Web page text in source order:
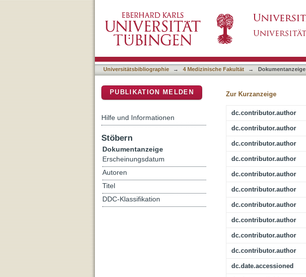
Universitätsbibliographie → 4 Medizinische Fakultät → Dokumentanzeige
Zur Kurzanzeige
dc.contributor.author
dc.contributor.author
dc.contributor.author
dc.contributor.author
dc.contributor.author
dc.contributor.author
dc.contributor.author
dc.contributor.author
dc.contributor.author
dc.contributor.author
dc.date.accessioned
PUBLIKATION MELDEN
Hilfe und Informationen
Stöbern
Dokumentanzeige
Erscheinungsdatum
Autoren
Titel
DDC-Klassifikation